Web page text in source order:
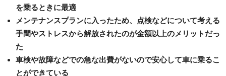
を乗るときに最適
メンテナンスプランに入ったため、点検などについて考える
手間やストレスから解放されたのが金額以上のメリットだっ
た
車検や故障などでの急な出費がないので安心して車に乗るこ
とができている